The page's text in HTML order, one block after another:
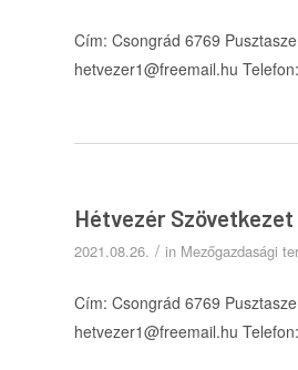
Cím: Csongrád 6769
hetvezer1@freemail.hu
Hétvezér Szövetkezet
2021.08.26. / in Mezőgazdasági
Cím: Csongrád 6769
hetvezer1@freemail.hu